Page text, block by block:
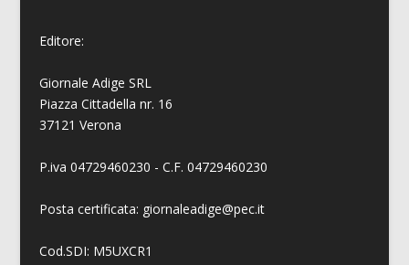
Editore:
Giornale Adige SRL
Piazza Cittadella nr. 16
37121 Verona
P.iva 04729460230 - C.F. 04729460230
Posta certificata: giornaleadige@pec.it
Cod.SDI: M5UXCR1